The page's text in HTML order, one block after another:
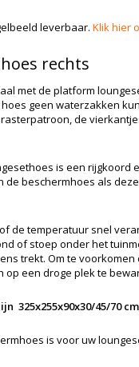
leverbaar. Klik hier
rechts
met de platform
geen waterzakken
de
is een rijgkoord
de beschermhoes als
de temperatuur snel
of stoep onder het
trekt. Om te
een droge plek te
325x255x90x30/45/70 cm
is voor uw